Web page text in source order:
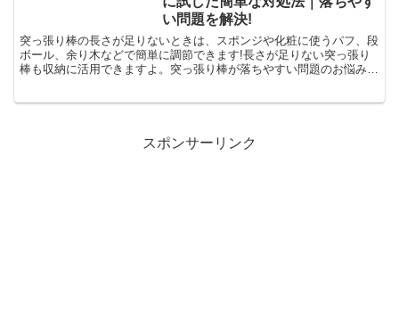
い問題を解決!
突っ張り棒の長さが足りないときは、スポンジや化粧に使うパフ、段
ボール、余り木などで簡単に調節できます!長さが足りない突っ張り
棒も収納に活用できますよ。突っ張り棒が落ちやすい問題のお悩みも
スポンサーリンク